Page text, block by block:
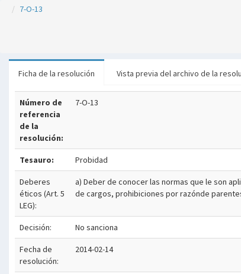
7-O-13
Ficha de la resolución Vista previa del archivo de la
Número de
referencia
de la
resolución:
7-O-13
Tesauro: Probidad
Deberes
éticos (Art. 5
LEG):
a) Deber de conocer las normas que le son
de cargos, prohibiciones por razónde
Decisión: No sanciona
Fecha de
resolución:
2014-02-14